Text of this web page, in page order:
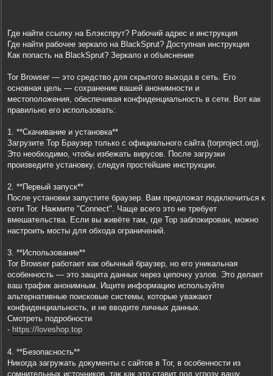
Где найти ссылку на Блэкспрут? Рабочий адрес и инструкция
Где найти рабочее зеркало на BlackSprut? Доступная инструкция
Как попасть на BlackSprut? Зеркало и объяснение
Tor Browser — это средство для скрытого выхода в сеть. Его
основная цель — сохранение вашей анонимности и
местоположения, обеспечивая конфиденциальность в сети. Вот как
правильно его использовать:
1. **Скачивание и установка**
Загрузите Тор Браузер только с официального сайта (torproject.org).
Это необходимо, чтобы избежать вирусов. После загрузки
произведите установку, следуя простейшие инструкции.
2. **Первый запуск**
После установки запустите браузер. Вам предложат подключиться к
сети Tor. Нажмите "Connect". Чаще всего это не требует
вмешательства. Если вы живёте там, где Тор заблокирован, можно
настроить мосты для обхода ограничений.
3. **Использование**
Tor Browser работает как обычный браузер, но его уникальная
особенность — это защита данных через цепочку узлов. Это делает
ваш трафик анонимным. Ищите информацию используйте
альтернативные поисковые системы, которые уважают
конфиденциальность, и не вводите личных данных.
Смотреть подробности
- https://loveshop.top
4. **Безопасность**
Никогда загружать документы с сайтов в Tor, в особенности из
сомнительных источников, так как это ставит под угрозу вашу